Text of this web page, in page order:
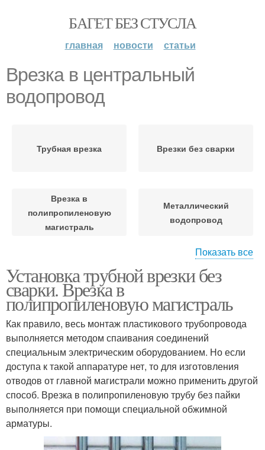
БАГЕТ БЕЗ СТУСЛА
главная новости статьи
Врезка в центральный
водопровод
Трубная врезка Врезки без сварки
Врезка в
полипропиленовую
магистраль
Металлический
водопровод
Врезки в трубу
Приспособление для
врезки
Показать все
Установка трубной врезки без
сварки. Врезка в
полипропиленовую магистраль
Как правило, весь монтаж пластикового трубопровода
выполняется методом спаивания соединений
специальным электрическим оборудованием. Но если
доступа к такой аппаратуре нет, то для изготовления
отводов от главной магистрали можно применить другой
способ. Врезка в полипропиленовую трубу без пайки
выполняется при помощи специальной обжимной
арматуры.